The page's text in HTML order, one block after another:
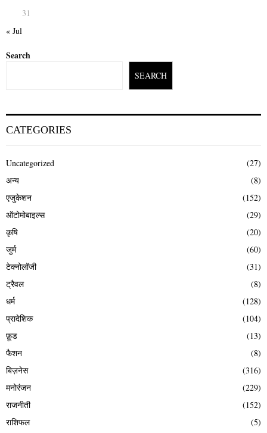
31
« Jul
Search
SEARCH
CATEGORIES
Uncategorized
(27)
अन्य
(8)
एजुकेशन
(152)
ऑटोमोबाइल्स
(29)
कृषि
(20)
जुर्म
(60)
टेक्नोलॉजी
(31)
ट्रैवल
(8)
धर्म
(128)
प्रादेशिक
(104)
फ़ूड
(13)
फैशन
(8)
बिज़नेस
(316)
मनोरंजन
(229)
राजनीती
(152)
राशिफल
(5)